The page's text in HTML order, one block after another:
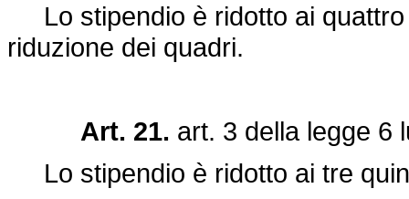
Lo stipendio è ridotto ai quattro
riduzione dei quadri.
Art. 21. art. 3 della legge 6
Lo stipendio è ridotto ai tre